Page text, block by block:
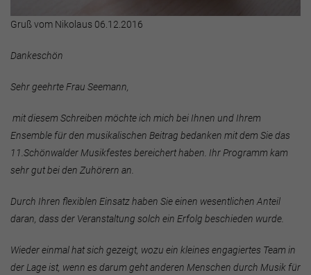
Gruß vom Nikolaus 06.12.2016
Dankeschön
Sehr geehrte Frau Seemann,
mit diesem Schreiben möchte ich mich bei Ihnen und Ihrem
Ensemble für den musikalischen Beitrag bedanken mit dem Sie das
11.Schönwalder Musikfestes bereichert haben. Ihr Programm kam
sehr gut bei den Zuhörern an.
Durch Ihren flexiblen Einsatz haben Sie einen wesentlichen Anteil
daran, dass der Veranstaltung solch ein Erfolg beschieden wurde.
Wieder einmal hat sich gezeigt, wozu ein kleines engagiertes Team in
der Lage ist, wenn es darum geht anderen Menschen durch Musik für